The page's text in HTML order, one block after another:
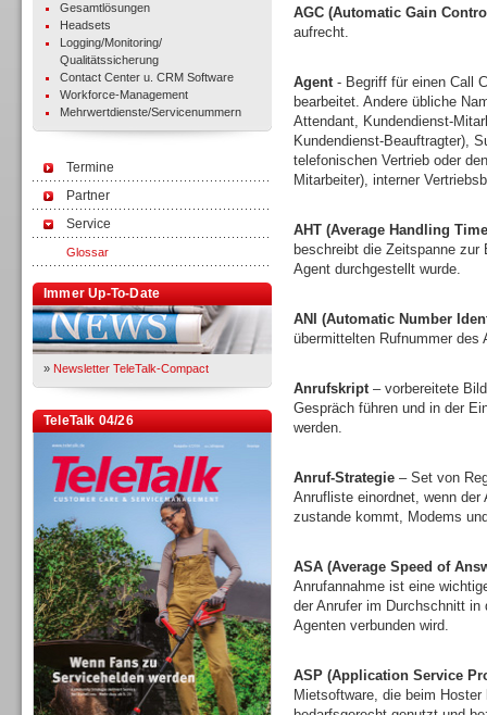
Gesamtlösungen
Headsets
Logging/Monitoring/
Qualitätssicherung
Contact Center u. CRM Software
Workforce-Management
Mehrwertdienste/Servicenummern
Termine
Partner
Service
Glossar
Immer Up-To-Date
» Newsletter TeleTalk-Compact
TeleTalk 04/26
TK- und ACD-Systeme
AGC (Automatic Gain
aufrecht.
Agent- Begriff für einen Call
bearbeitet. Andere übliche
Attendant, Kundendienst-
Kundendienst-Beauftragter),
telefonischen Vertrieb oder
Mitarbeiter), interner
AHT (Average Handling
beschreibt die Zeitspanne
Agent durchgestellt wurde.
ANI (Automatic Number
übermittelten Rufnummer des
Anrufskript– vorbereitete
Gespräch führen und in der
werden.
Anruf-Strategie – Set von
Anrufliste einordnet, wenn
zustande kommt, Modems
ASA (Average Speed of
Anrufannahme ist eine
der Anrufer im Durchschnitt
Agenten verbunden wird.
ASP (Application Service
Mietsoftware, die beim